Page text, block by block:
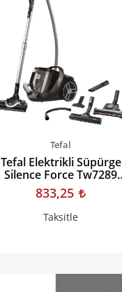
Tefal
Tefal Elektrikli Süpürge
Silence Force Tw7289
2211400975
833,25
Taksitle